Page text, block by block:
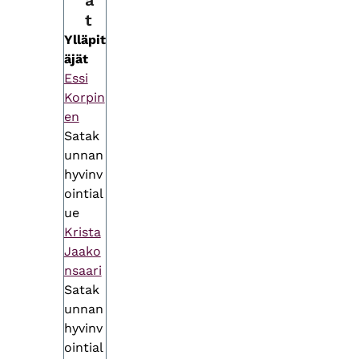
t
Ylläpit
äjät
Essi
Korpin
en
Satak
unnan
hyvinv
ointial
ue
Krista
Jaako
nsaari
Satak
unnan
hyvinv
ointial